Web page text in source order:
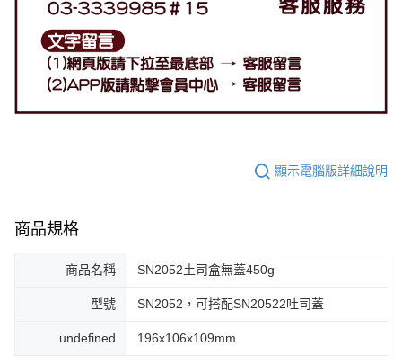
顯示電腦版詳細說明
商品規格
商品名稱 SN2052土司盒無蓋450g
型號 SN2052，可搭配SN20522吐司蓋
undefined 196x106x109mm